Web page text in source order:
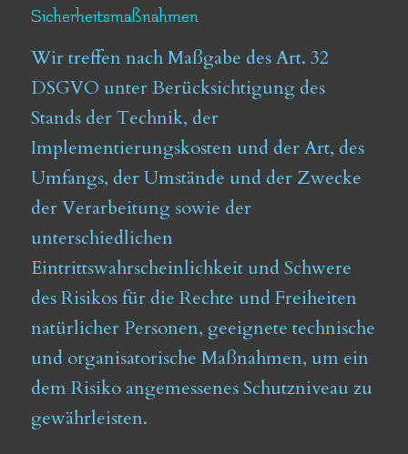
Sicherheitsmaßnahmen
Wir treffen nach Maßgabe des Art. 32
DSGVO unter Berücksichtigung des
Stands der Technik, der
Implementierungskosten und der Art, des
Umfangs, der Umstände und der Zwecke
der Verarbeitung sowie der
unterschiedlichen
Eintrittswahrscheinlichkeit und Schwere
des Risikos für die Rechte und Freiheiten
natürlicher Personen, geeignete technische
und organisatorische Maßnahmen, um ein
dem Risiko angemessenes Schutzniveau zu
gewährleisten.